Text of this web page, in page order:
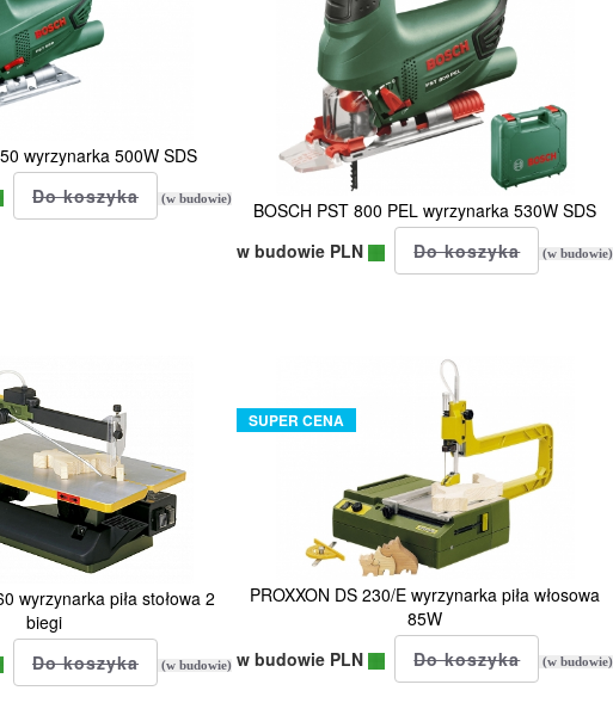
wyrzynarka 500W SDS
(w budowie)
BOSCH PST 800 PEL wyrzynarka 530W SDS
w budowie PLN
(w budowie)
wyrzynarka piła stołowa 2
biegi
(w budowie)
SUPER CENA
PROXXON DS 230/E wyrzynarka piła włosowa
85W
w budowie PLN
(w budowie)